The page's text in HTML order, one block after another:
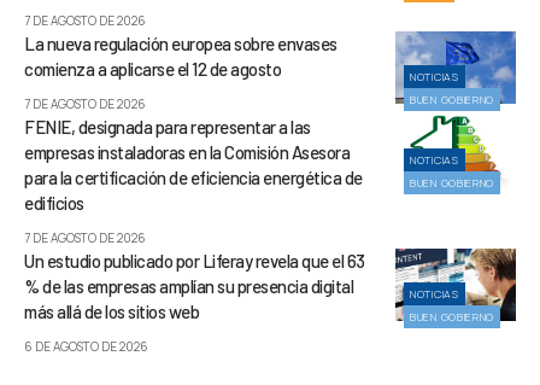
7 DE AGOSTO DE 2026
NOTICIAS
BUEN GOBIERNO
La nueva regulación europea sobre envases
comienza a aplicarse el 12 de agosto
7 DE AGOSTO DE 2026
NOTICIAS
BUEN GOBIERNO
FENIE, designada para representar a las
empresas instaladoras en la Comisión Asesora
para la certificación de eficiencia energética de
edificios
7 DE AGOSTO DE 2026
NOTICIAS
BUEN GOBIERNO
Un estudio publicado por Liferay revela que el 63
% de las empresas amplían su presencia digital
más allá de los sitios web
6 DE AGOSTO DE 2026